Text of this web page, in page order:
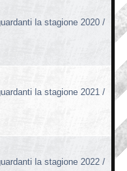
la stagione 2020 /
la stagione 2021 /
la stagione 2022 /